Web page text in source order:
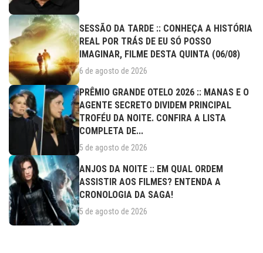
SESSÃO DA TARDE :: CONHEÇA A HISTÓRIA
REAL POR TRÁS DE EU SÓ POSSO
IMAGINAR, FILME DESTA QUINTA (06/08)
6 de agosto de 2026
PRÊMIO GRANDE OTELO 2026 :: MANAS E O
AGENTE SECRETO DIVIDEM PRINCIPAL
TROFÉU DA NOITE. CONFIRA A LISTA
COMPLETA DE...
5 de agosto de 2026
ANJOS DA NOITE :: EM QUAL ORDEM
ASSISTIR AOS FILMES? ENTENDA A
CRONOLOGIA DA SAGA!
5 de agosto de 2026